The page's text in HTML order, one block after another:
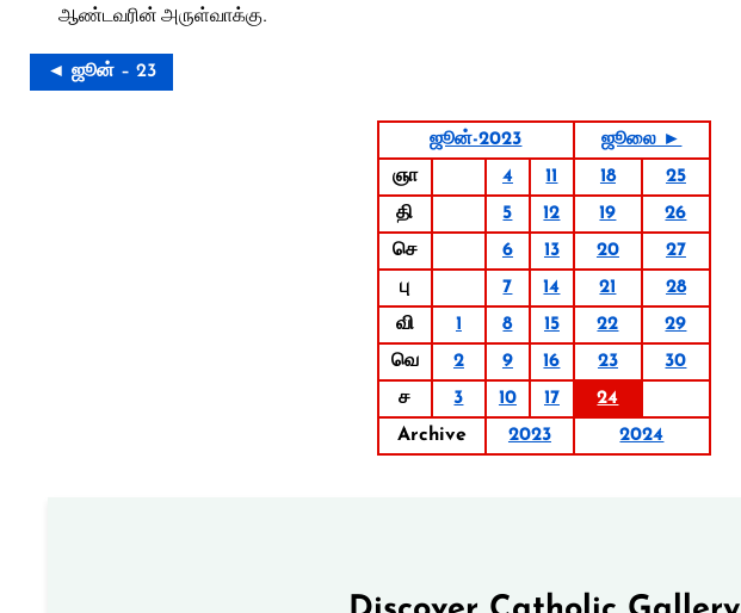
ஆண்டவரின் அருள்வாக்கு.
◄ ஜூன் – 23
ஜூன்-2023
ஜூலை ►
ஞா
4 11 18
25
தி
5 12 19
26
செ
6 13 20
27
பு
7 14 21
28
வி
1 8 15 22
29
வெ
2 9 16 23
30
ச
3 10 17
24
Archive
2023 2024